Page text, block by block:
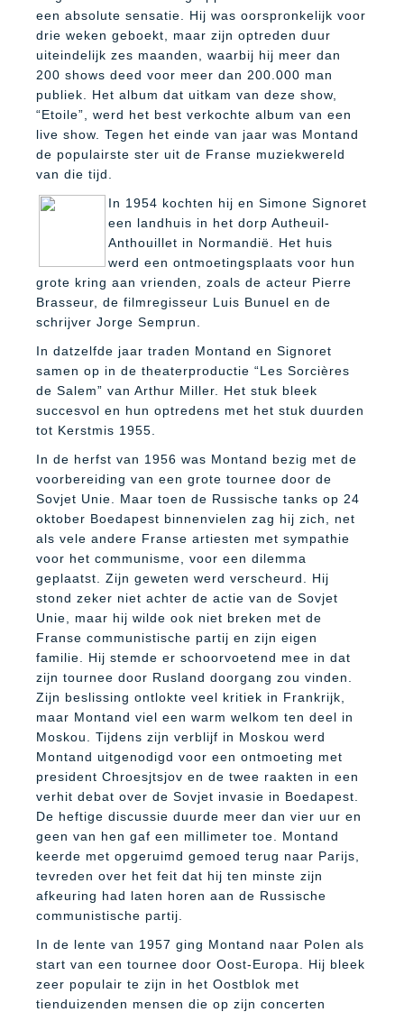
een absolute sensatie. Hij was oorspronkelijk voor
drie weken geboekt, maar zijn optreden duur
uiteindelijk zes maanden, waarbij hij meer dan
200 shows deed voor meer dan 200.000 man
publiek. Het album dat uitkam van deze show,
“Etoile”, werd het best verkochte album van een
live show. Tegen het einde van jaar was Montand
de populairste ster uit de Franse muziekwereld
van die tijd.
In 1954 kochten hij en Simone Signoret
een landhuis in het dorp Autheuil-
Anthouillet in Normandië. Het huis
werd een ontmoetingsplaats voor hun
grote kring aan vrienden, zoals de acteur Pierre
Brasseur, de filmregisseur Luis Bunuel en de
schrijver Jorge Semprun.
In datzelfde jaar traden Montand en Signoret
samen op in de theaterproductie “Les Sorcières
de Salem” van Arthur Miller. Het stuk bleek
succesvol en hun optredens met het stuk duurden
tot Kerstmis 1955.
In de herfst van 1956 was Montand bezig met de
voorbereiding van een grote tournee door de
Sovjet Unie. Maar toen de Russische tanks op 24
oktober Boedapest binnenvielen zag hij zich, net
als vele andere Franse artiesten met sympathie
voor het communisme, voor een dilemma
geplaatst. Zijn geweten werd verscheurd. Hij
stond zeker niet achter de actie van de Sovjet
Unie, maar hij wilde ook niet breken met de
Franse communistische partij en zijn eigen
familie. Hij stemde er schoorvoetend mee in dat
zijn tournee door Rusland doorgang zou vinden.
Zijn beslissing ontlokte veel kritiek in Frankrijk,
maar Montand viel een warm welkom ten deel in
Moskou. Tijdens zijn verblijf in Moskou werd
Montand uitgenodigd voor een ontmoeting met
president Chroesjtsjov en de twee raakten in een
verhit debat over de Sovjet invasie in Boedapest.
De heftige discussie duurde meer dan vier uur en
geen van hen gaf een millimeter toe. Montand
keerde met opgeruimd gemoed terug naar Parijs,
tevreden over het feit dat hij ten minste zijn
afkeuring had laten horen aan de Russische
communistische partij.
In de lente van 1957 ging Montand naar Polen als
start van een tournee door Oost-Europa. Hij bleek
zeer populair te zijn in het Oostblok met
tienduizenden mensen die op zijn concerten